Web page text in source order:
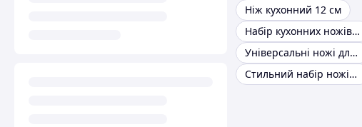
Ніж кухонний 12 см
Набір кухонних ножів маестро
Універсальні ножі для кухні 3 шт.
Стильний набір ножів для кухні